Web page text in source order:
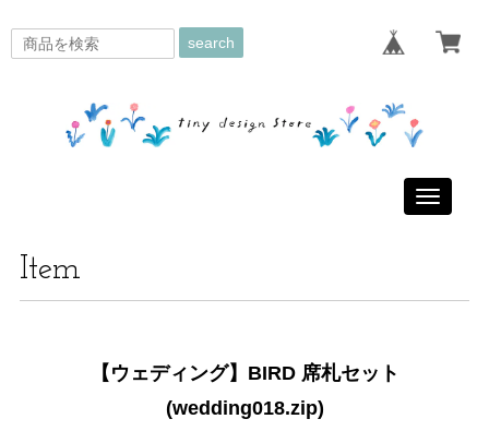
search
Toggle
Item
【ウェディング】BIRD 席札セット
(wedding018.zip)